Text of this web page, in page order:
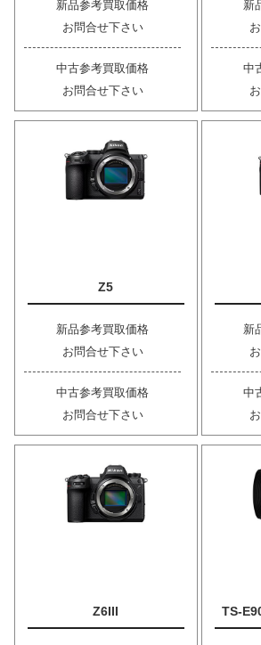
新品参考買取価格
お問合せ下さい
中古参考買取価格
お問合せ下さい
新
中
Z5
新品参考買取価格
お問合せ下さい
中古参考買取価格
お問合せ下さい
新
中
Z6III TS-